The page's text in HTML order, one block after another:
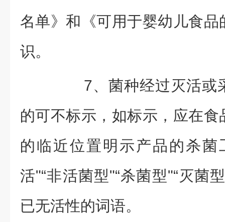
名单》和《可用于婴幼儿食
识。
7、菌种经过灭活或
的可不标示，如标示，应在
的临近位置明示产品的杀菌
活"“非活菌型"“杀菌型"“灭菌
已无活性的词语。